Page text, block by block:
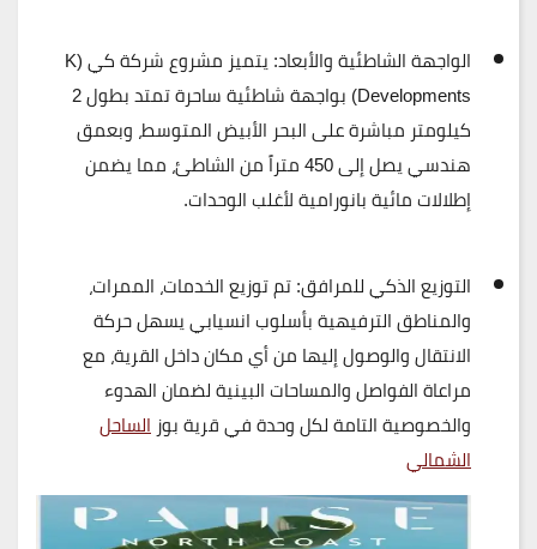
الواجهة الشاطئية والأبعاد:
يتميز مشروع شركة كي (K
Developments) بواجهة شاطئية ساحرة تمتد بطول
2
كيلومتر مباشرة على البحر الأبيض المتوسط، وبعمق
هندسي يصل إلى450 متراً
من الشاطئ، مما يضمن
إطلالات مائية بانورامية لأغلب الوحدات.
التوزيع الذكي للمرافق:تم توزيع الخدمات، الممرات،
والمناطق الترفيهية بأسلوب انسيابي يسهل حركة
الانتقال والوصول إليها من أي مكان داخل القرية، مع
مراعاة الفواصل والمساحات البينية لضمان الهدوء
والخصوصية التامة لكل وحدة في قرية بوز الساحل
الشمالي